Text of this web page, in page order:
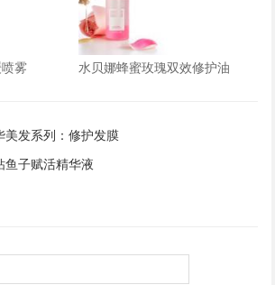
雾 水贝娜蜂蜜玫瑰双效修护油
美发系列：修护发膜
鱼子赋活精华液